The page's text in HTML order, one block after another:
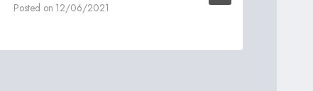
Posted on 12/06/2021